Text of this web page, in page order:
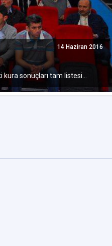
14 Haziran 2016
kura sonuçları tam listesi...